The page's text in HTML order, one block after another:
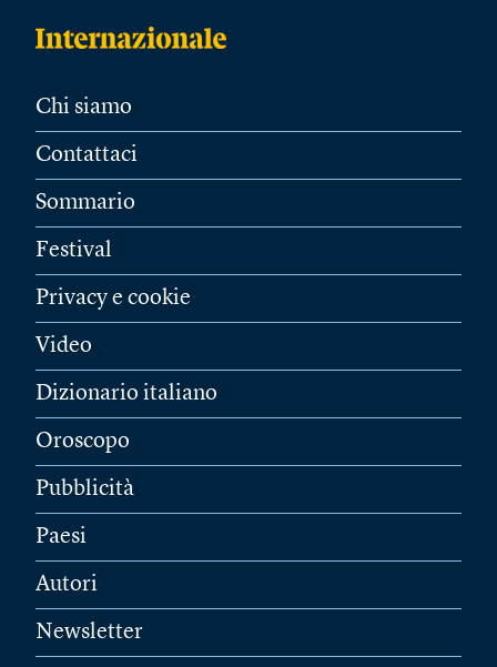
Chi siamo
Contattaci
Sommario
Festival
Privacy e cookie
Video
Dizionario italiano
Oroscopo
Pubblicità
Paesi
Autori
Newsletter